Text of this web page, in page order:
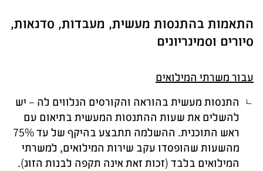
התאמות בהתנסות מעשית, מעבדות, סדנאות,
סיורים וסמינריונים
עבור משרתי המילואים
התנסות מעשית בהוראה והקורסים הנלווים לה – יש
להשלים את שעות ההתנסות המעשית בתיאום עם
ראש התוכנית. ההשלמה תתבצע בהיקף של עד 75%
מהשעות שהופסדו עקב שירות המילואים, למשרתי
המילואים בלבד (זכות זאת אינה תקפה לבנות הזוג).